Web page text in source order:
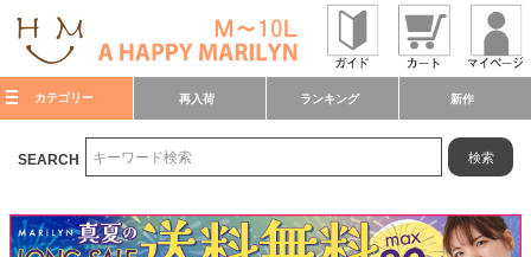
カテゴリー 再入荷 ランキング 新作
SEARCH 検索